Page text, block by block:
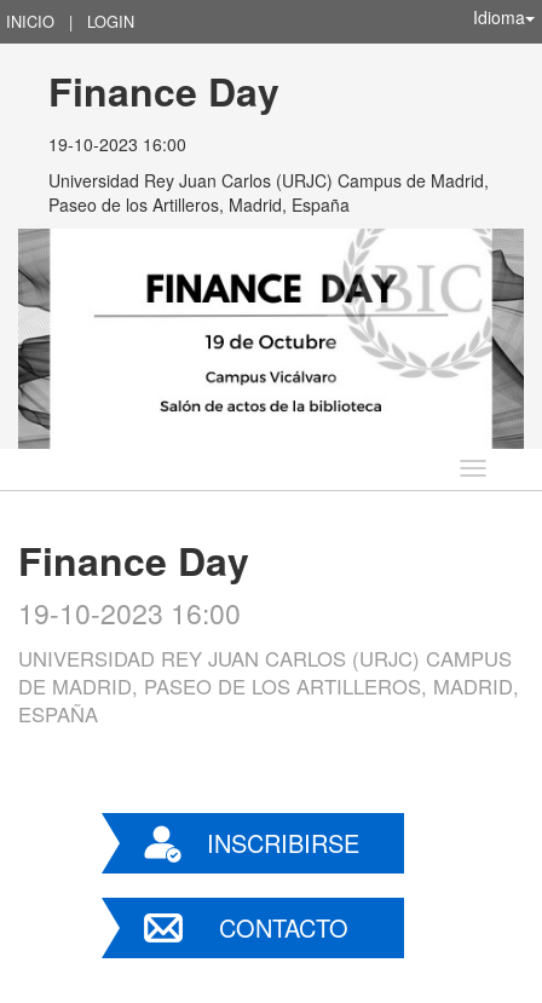
INICIO | LOGIN Idioma
Finance Day
19-10-2023 16:00
Universidad Rey Juan Carlos (URJC) Campus de Madrid,
Paseo de los Artilleros, Madrid, España
Idioma
Finance Day
19-10-2023 16:00
UNIVERSIDAD REY JUAN CARLOS (URJC) CAMPUS
DE MADRID, PASEO DE LOS ARTILLEROS, MADRID,
ESPAÑA
INSCRIBIRSE
CONTACTO